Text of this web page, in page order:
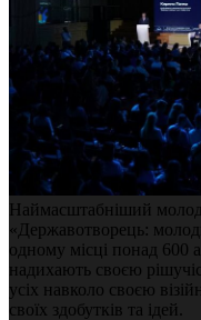
Наймасштабніший
«Державотворець:
одному місці понад 600
надихають своєю
усіх навколо своєю
своїх здобутків та ідей.